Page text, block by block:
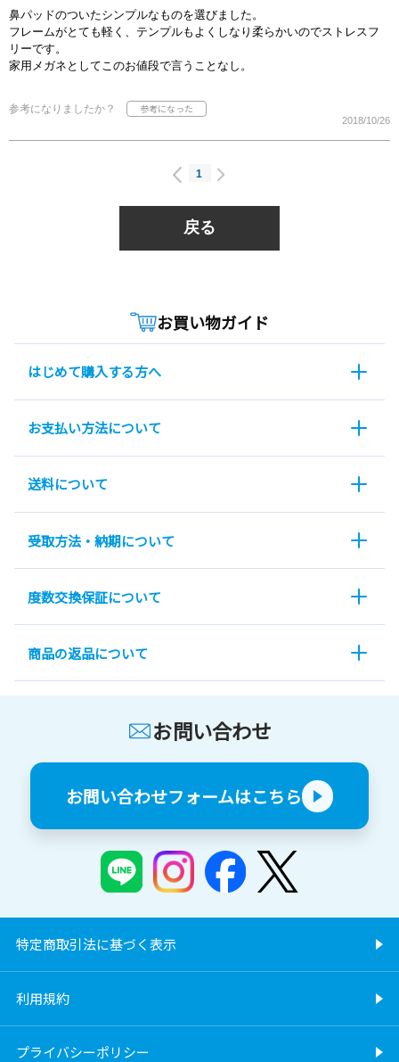
鼻パッドのついたシンプルなものを選びました。
フレームがとても軽く、テンプルもよくしなり柔らかいのでストレスフ
リーです。
家用メガネとしてこのお値段で言うことなし。
参考になりましたか？
2018/10/26
1
戻る
お買い物ガイド
はじめて購入する方へ
お支払い方法について
送料について
受取方法・納期について
度数交換保証について
商品の返品について
お問い合わせ
お問い合わせフォームはこちら
特定商取引法に基づく表示
利用規約
プライバシーポリシー